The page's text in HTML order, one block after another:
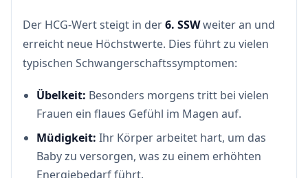
Der HCG-Wert steigt in der6. SSWweiter an und
erreicht neue Höchstwerte. Dies führt zu vielen
typischen Schwangerschaftssymptomen:
Übelkeit: Besonders morgens tritt bei vielen
Frauen ein flaues Gefühl im Magen auf.
Müdigkeit: Ihr Körper arbeitet hart, um das
Baby zu versorgen, was zu einem erhöhten
Energiebedarf führt.